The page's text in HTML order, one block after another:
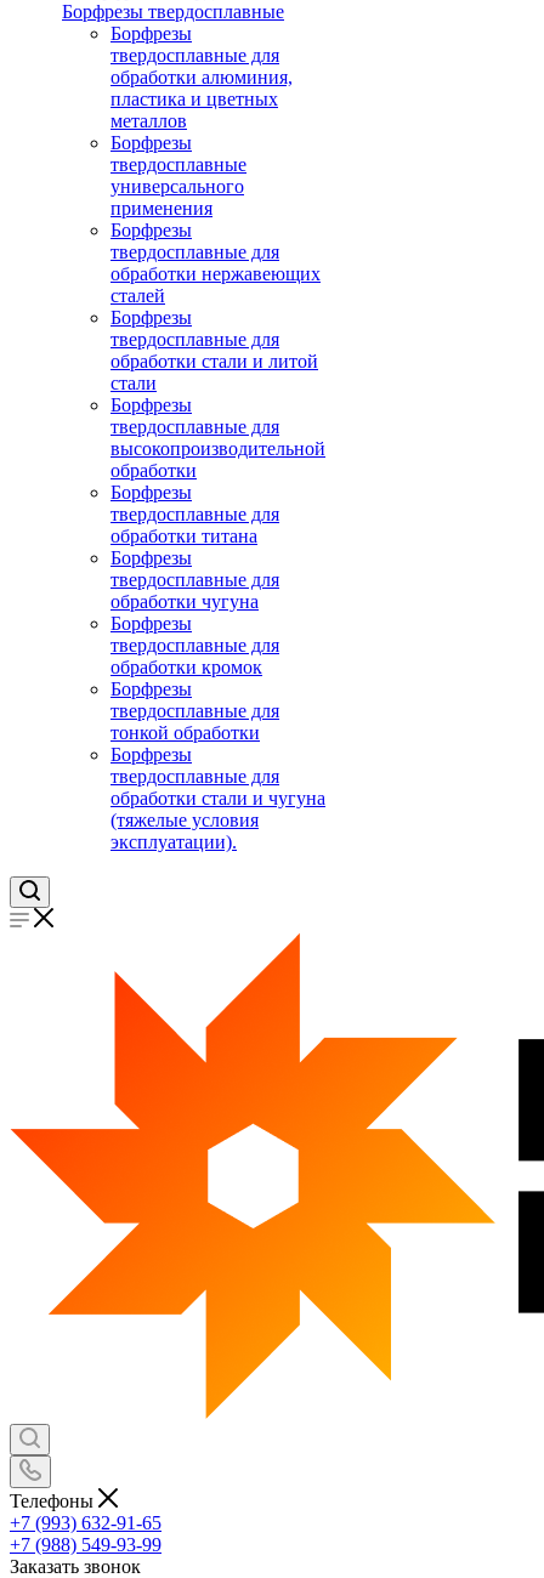
Борфрезы твердосплавные
Борфрезы
твердосплавные для
обработки алюминия,
пластика и цветных
металлов
Борфрезы
твердосплавные
универсального
применения
Борфрезы
твердосплавные для
обработки нержавеющих
сталей
Борфрезы
твердосплавные для
обработки стали и литой
стали
Борфрезы
твердосплавные для
высокопроизводительной
обработки
Борфрезы
твердосплавные для
обработки титана
Борфрезы
твердосплавные для
обработки чугуна
Борфрезы
твердосплавные для
обработки кромок
Борфрезы
твердосплавные для
тонкой обработки
Борфрезы
твердосплавные для
обработки стали и чугуна
(тяжелые условия
эксплуатации).
Телефоны
+7 (993) 632-91-65
+7 (988) 549-93-99
Заказать звонок